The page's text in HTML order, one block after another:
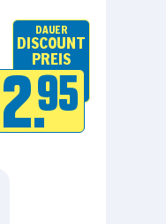
DAUER
DISCOUNT
PREIS
2.95